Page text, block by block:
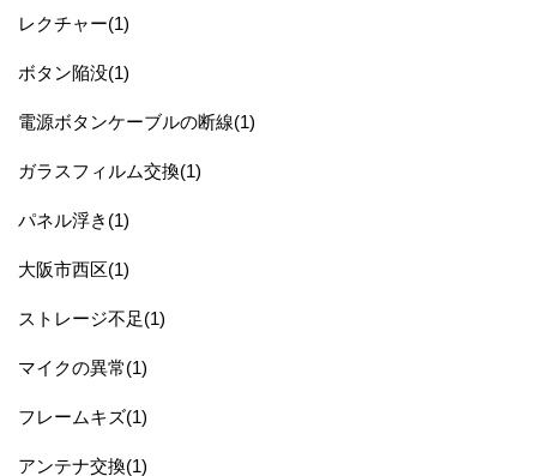
レクチャー(1)
ボタン陥没(1)
電源ボタンケーブルの断線(1)
ガラスフィルム交換(1)
パネル浮き(1)
大阪市西区(1)
ストレージ不足(1)
マイクの異常(1)
フレームキズ(1)
アンテナ交換(1)